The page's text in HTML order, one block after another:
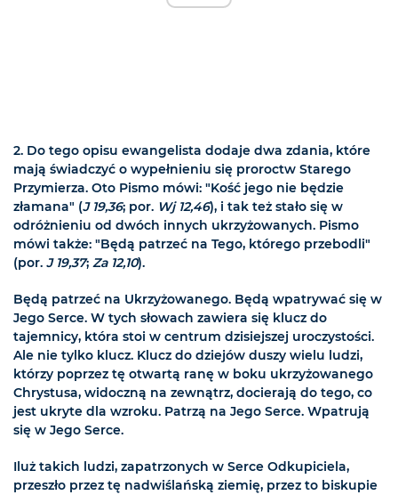
2. Do tego opisu ewangelista dodaje dwa zdania, które
mają świadczyć o wypełnieniu się proroctw Starego
Przymierza. Oto Pismo mówi: "Kość jego nie będzie
złamana" (J 19,36; por. Wj 12,46), i tak też stało się w
odróżnieniu od dwóch innych ukrzyżowanych. Pismo
mówi także: "Będą patrzeć na Tego, którego przebodli"
(por. J 19,37; Za 12,10).
Będą patrzeć na Ukrzyżowanego. Będą wpatrywać się w
Jego Serce. W tych słowach zawiera się klucz do
tajemnicy, która stoi w centrum dzisiejszej uroczystości.
Ale nie tylko klucz. Klucz do dziejów duszy wielu ludzi,
którzy poprzez tę otwartą ranę w boku ukrzyżowanego
Chrystusa, widoczną na zewnątrz, docierają do tego, co
jest ukryte dla wzroku. Patrzą na Jego Serce. Wpatrują
się w Jego Serce.
Iluż takich ludzi, zapatrzonych w Serce Odkupiciela,
przeszło przez tę nadwiślańską ziemię, przez to biskupie